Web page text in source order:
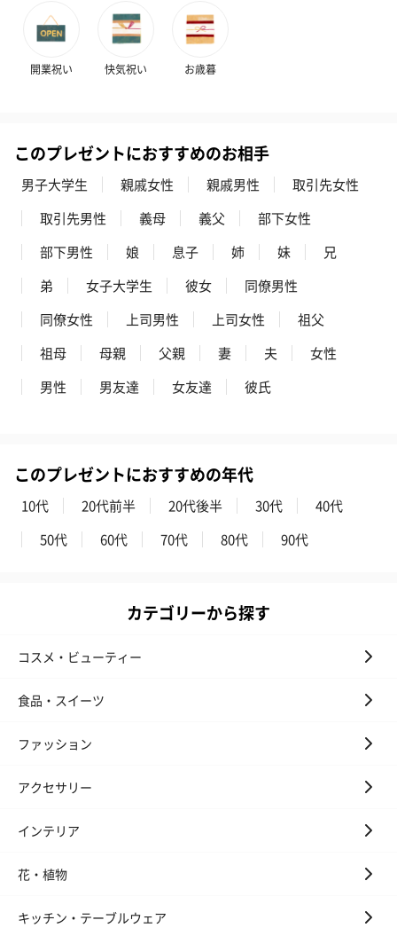
開業祝い 快気祝い お歳暮
このプレゼントにおすすめのお相手
男子大学生 親戚女性 親戚男性
取引先女性
取引先男性
義母 義父
部下女性
部下男性
娘 息子 姉 妹
兄
弟
女子大学生 彼女
同僚男性
同僚女性
上司男性 上司女性
祖父
祖母
母親 父親 妻 夫
女性
男性
男友達 女友達 彼氏
このプレゼントにおすすめの年代
10代 20代前半 20代後半 30代
40代
50代
60代 70代 80代 90代
カテゴリーから探す
コスメ・ビューティー
食品・スイーツ
ファッション
アクセサリー
インテリア
花・植物
キッチン・テーブルウェア